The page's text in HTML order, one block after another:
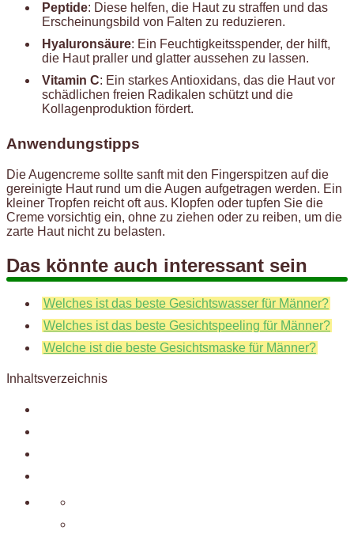
Peptide: Diese helfen, die Haut zu straffen und das
Erscheinungsbild von Falten zu reduzieren.
Hyaluronsäure: Ein Feuchtigkeitsspender, der hilft,
die Haut praller und glatter aussehen zu lassen.
Vitamin C: Ein starkes Antioxidans, das die Haut vor
schädlichen freien Radikalen schützt und die
Kollagenproduktion fördert.
Anwendungstipps
Die Augencreme sollte sanft mit den Fingerspitzen auf die
gereinigte Haut rund um die Augen aufgetragen werden. Ein
kleiner Tropfen reicht oft aus. Klopfen oder tupfen Sie die
Creme vorsichtig ein, ohne zu ziehen oder zu reiben, um die
zarte Haut nicht zu belasten.
Das könnte auch interessant sein
Welches ist das beste Gesichtswasser für Männer?
Welches ist das beste Gesichtspeeling für Männer?
Welche ist die beste Gesichtsmaske für Männer?
Inhaltsverzeichnis